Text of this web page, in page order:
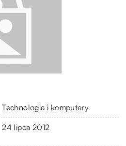
Technologia i komputery
24 lipca 2012